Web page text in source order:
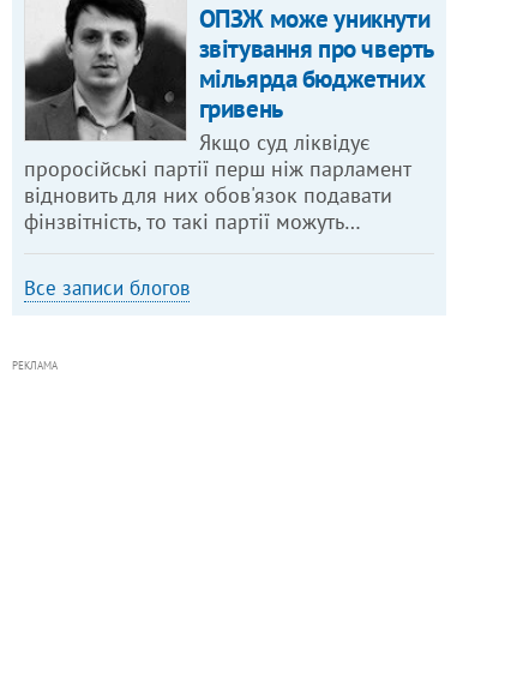
ОПЗЖ може уникнути
звітування про чверть
мільярда бюджетних
гривень
Якщо суд ліквідує
проросійські партії перш ніж парламент
відновить для них обов'язок подавати
фінзвітність, то такі партії можуть…
Все записи блогов
РЕКЛАМА